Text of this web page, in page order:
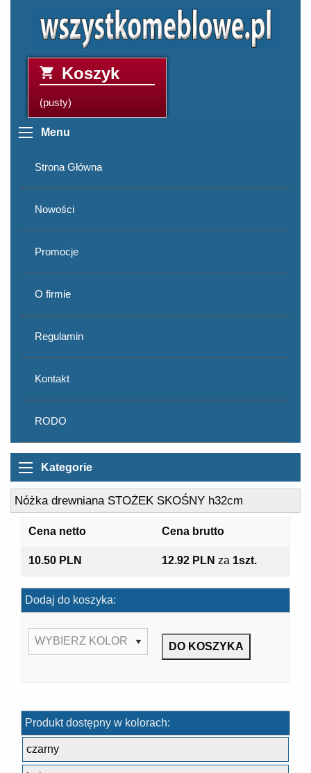
Koszyk
(pusty)
Menu
Strona Główna
Nowości
Promocje
O firmie
Regulamin
Kontakt
RODO
Kategorie
Nóżka drewniana STOŻEK SKOŚNY h32cm
Cena netto Cena brutto
10.50 PLN 12.92 PLN za 1szt.
Dodaj do koszyka:
Produkt dostępny w kolorach:
czarny